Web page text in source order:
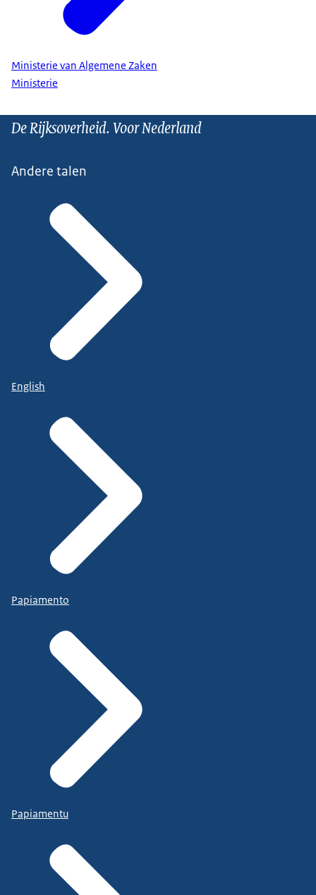
Ministerie van Algemene Zaken
Ministerie
De Rijksoverheid. Voor Nederland
Andere talen
English
Papiamento
Papiamentu